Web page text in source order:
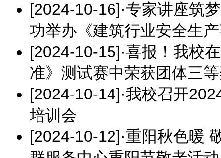
[2024-10-16]·专家讲座筑
功举办《建筑行业安全生
[2024-10-15]·喜报！我校
准》测试赛中荣获团体三
[2024-10-14]·我校召开
培训会
[2024-10-12]·重阳秋色暖